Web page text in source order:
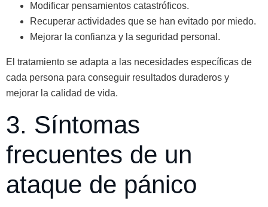
Modificar pensamientos catastróficos.
Recuperar actividades que se han evitado por miedo.
Mejorar la confianza y la seguridad personal.
El tratamiento se adapta a las necesidades específicas de
cada persona para conseguir resultados duraderos y
mejorar la calidad de vida.
3. Síntomas
frecuentes de un
ataque de pánico